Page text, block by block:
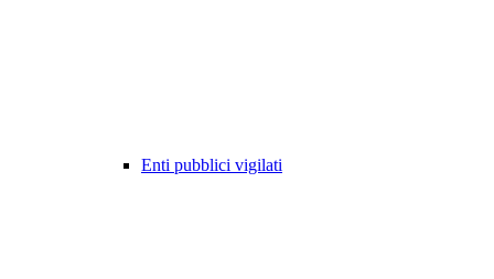
Enti pubblici vigilati